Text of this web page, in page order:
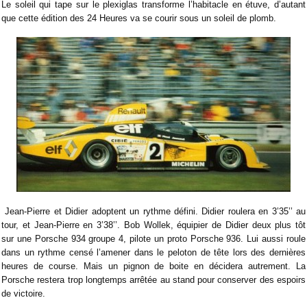
Le soleil qui tape sur le plexiglas transforme l’habitacle en étuve, d’autant
que cette édition des 24 Heures va se courir sous un soleil de plomb.
Jean-Pierre et Didier adoptent un rythme défini. Didier roulera en 3’35’’ au
tour, et Jean-Pierre en 3’38’’. Bob Wollek, équipier de Didier deux plus tôt
sur une Porsche 934 groupe 4, pilote un proto Porsche 936. Lui aussi roule
dans un rythme censé l’amener dans le peloton de tête lors des dernières
heures de course. Mais un pignon de boite en décidera autrement. La
Porsche restera trop longtemps arrêtée au stand pour conserver des espoirs
de victoire.